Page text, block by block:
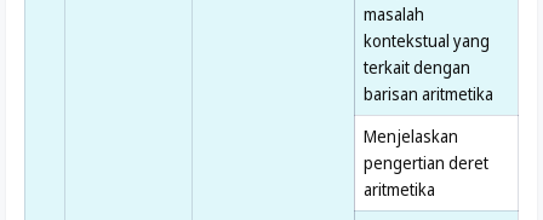
masalah
kontekstual yang
terkait dengan
barisan aritmetika
Menjelaskan
pengertian deret
aritmetika